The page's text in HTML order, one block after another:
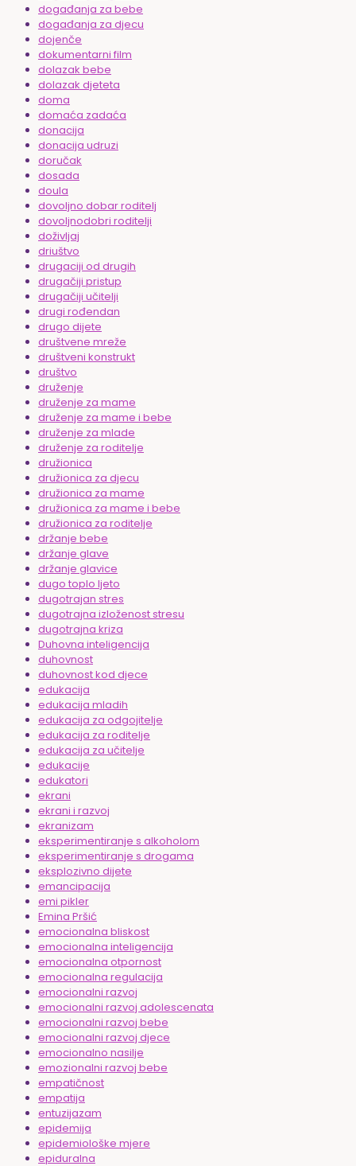
događanja za bebe
događanja za djecu
dojenče
dokumentarni film
dolazak bebe
dolazak djeteta
doma
domaća zadaća
donacija
donacija udruzi
doručak
dosada
doula
dovoljno dobar roditelj
dovoljnodobri roditelji
doživljaj
driuštvo
drugaciji od drugih
drugačiji pristup
drugačiji učitelji
drugi rođendan
drugo dijete
društvene mreže
društveni konstrukt
društvo
druženje
druženje za mame
druženje za mame i bebe
druženje za mlade
druženje za roditelje
družionica
družionica za djecu
družionica za mame
družionica za mame i bebe
družionica za roditelje
držanje bebe
držanje glave
držanje glavice
dugo toplo ljeto
dugotrajan stres
dugotrajna izloženost stresu
dugotrajna kriza
Duhovna inteligencija
duhovnost
duhovnost kod djece
edukacija
edukacija mladih
edukacija za odgojitelje
edukacija za roditelje
edukacija za učitelje
edukacije
edukatori
ekrani
ekrani i razvoj
ekranizam
eksperimentiranje s alkoholom
eksperimentiranje s drogama
eksplozivno dijete
emancipacija
emi pikler
Emina Pršić
emocionalna bliskost
emocionalna inteligencija
emocionalna otpornost
emocionalna regulacija
emocionalni razvoj
emocionalni razvoj adolescenata
emocionalni razvoj bebe
emocionalni razvoj djece
emocionalno nasilje
emozionalni razvoj bebe
empatičnost
empatija
entuzijazam
epidemija
epidemiološke mjere
epiduralna